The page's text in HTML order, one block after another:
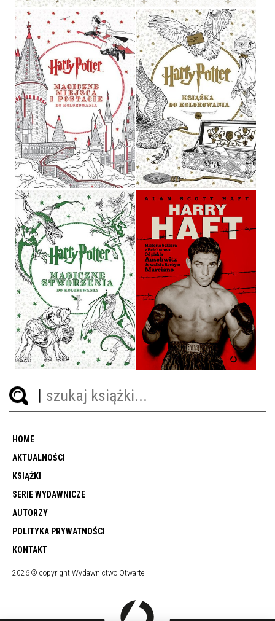
HARRY POTTER.
MAGICZNE MIEJSCA I
POSTACIE DO
KOLOROWANIA
OPRACOWANIE ZBIOROWE
29,90 ZŁ
HARRY POTTER
OPRACOWANIE ZBIOROWE
OPRAWA MIĘKKA
29,90 ZŁ
HARRY POTTER
OPRACOWANIE ZBIOROWE
OPRAWA MIĘKKA
29,90 ZŁ
HARRY HAFT
ALAN SCOTT HAFT
OPRAWA TWARDA
39,90 ZŁ
HOME
AKTUALNOŚCI
KSIĄŻKI
SERIE WYDAWNICZE
AUTORZY
POLITYKA PRYWATNOŚCI
KONTAKT
2026 © copyright Wydawnictwo Otwarte